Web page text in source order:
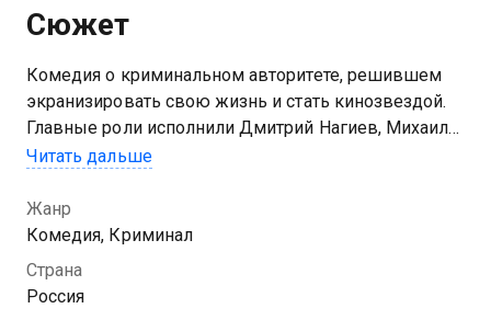
Сюжет
Комедия о криминальном авторитете, решившем
экранизировать свою жизнь и стать кинозвездой.
Главные роли исполнили Дмитрий Нагиев, Михаил
Пореченков и Станислав Дужников. Гавр — хмурый
который выходит из тюрьмы спустя 15 лет. Он
встречается со своими друзьями — таксистом
Беляшом и охранником из ЧОПа Коляном, и делится
с ними гениальным планом: в заключении он
Читать дальше
Жанр
Комедия, Криминал
Страна
Россия